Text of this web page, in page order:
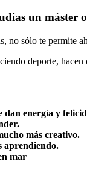
un máster
no sólo te permite
deporte,
dan energía y
más creativo.
aprendiendo.
mar